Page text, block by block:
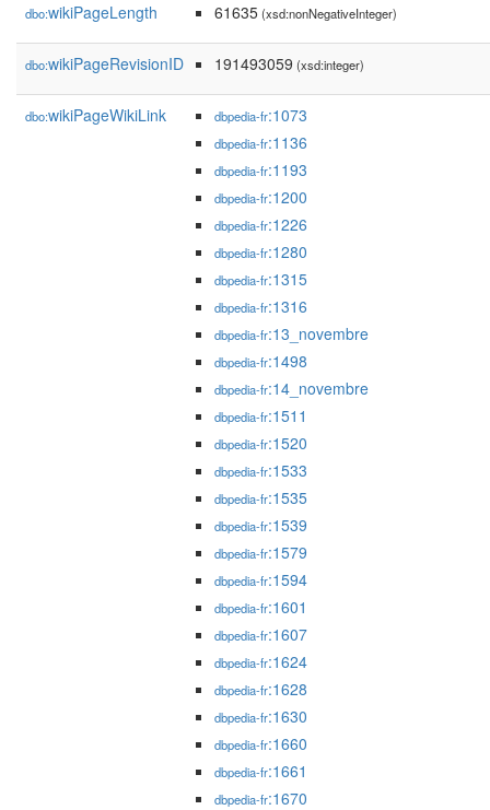
dbo:wikiPageLength 61635(xsd:nonNegativeInteger)
dbo:wikiPageRevisionID 191493059 (xsd:integer)
dbo:wikiPageWikiLink dbpedia-fr:1073
dbpedia-fr:1136
dbpedia-fr:1193
dbpedia-fr:1200
dbpedia-fr:1226
dbpedia-fr:1280
dbpedia-fr:1315
dbpedia-fr:1316
dbpedia-fr:13_novembre
dbpedia-fr:1498
dbpedia-fr:14_novembre
dbpedia-fr:1511
dbpedia-fr:1520
dbpedia-fr:1533
dbpedia-fr:1535
dbpedia-fr:1539
dbpedia-fr:1579
dbpedia-fr:1594
dbpedia-fr:1601
dbpedia-fr:1607
dbpedia-fr:1624
dbpedia-fr:1628
dbpedia-fr:1630
dbpedia-fr:1660
dbpedia-fr:1661
dbpedia-fr:1670